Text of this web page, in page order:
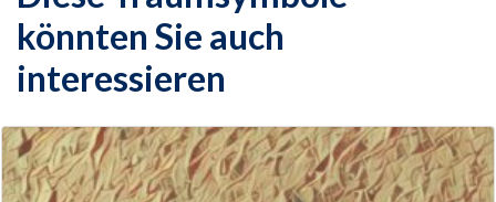
könnten Sie auch
interessieren